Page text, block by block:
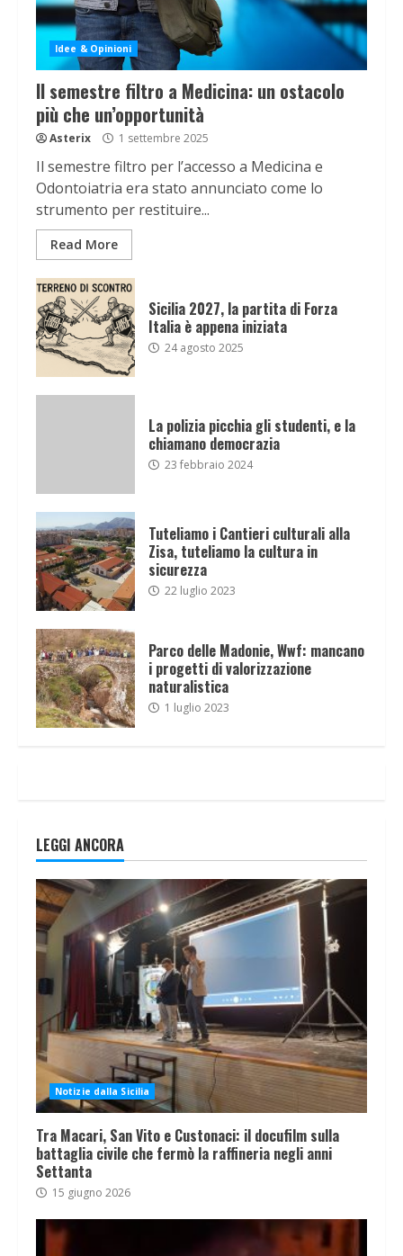
Idee & Opinioni
Il semestre filtro a Medicina: un ostacolo
più che un’opportunità
Asterix 1 settembre 2025
Il semestre filtro per l’accesso a Medicina e
Odontoiatria era stato annunciato come lo
strumento per restituire...
Read More
Sicilia 2027, la partita di Forza
Italia è appena iniziata
24 agosto 2025
La polizia picchia gli studenti, e la
chiamano democrazia
23 febbraio 2024
Tuteliamo i Cantieri culturali alla
Zisa, tuteliamo la cultura in
sicurezza
22 luglio 2023
Parco delle Madonie, Wwf: mancano
i progetti di valorizzazione
naturalistica
1 luglio 2023
LEGGI ANCORA
Notizie dalla Sicilia
Tra Macari, San Vito e Custonaci: il docufilm sulla
battaglia civile che fermò la raffineria negli anni
Settanta
15 giugno 2026